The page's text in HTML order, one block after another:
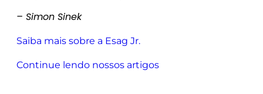
– Simon Sinek
Saiba mais sobre a Esag Jr.
Continue lendo nossos artigos